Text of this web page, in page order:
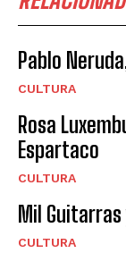
Pablo
CULTURA
Rosa
Espartaco
CULTURA
Mil
CULTURA